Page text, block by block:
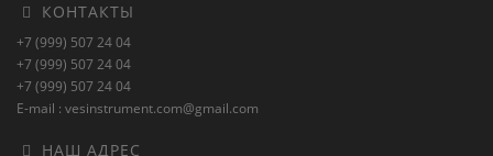
КОНТАКТЫ
+7 (999) 507 24 04
+7 (999) 507 24 04
+7 (999) 507 24 04
E-mail : vesinstrument.com@gmail.com
НАШ АДРЕС